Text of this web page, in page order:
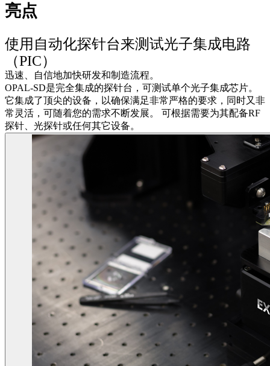
亮点
使用自动化探针台来测试光子集成电路
（PIC）
迅速、自信地加快研发和制造流程。
OPAL-SD是完全集成的探针台，可测试单个光子集成芯片。
它集成了顶尖的设备，以确保满足非常严格的要求，同时又非
常灵活，可随着您的需求不断发展。 可根据需要为其配备RF
探针、光探针或任何其它设备。